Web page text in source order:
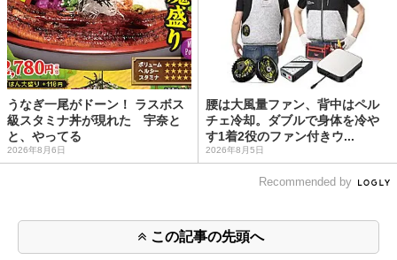
うなぎ一尾がドーン！ ラスボス
級スタミナ丼が現れた 宇奈と
と、やってる
2026年8月6日
腰は大風量ファン、背中はペル
チェ冷却。ダブルで身体を冷や
す1着2役のファン付きウ...
2026年8月5日
Recommended by
この記事の先頭へ